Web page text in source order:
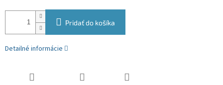
Pridať do košíka
Detailné informácie